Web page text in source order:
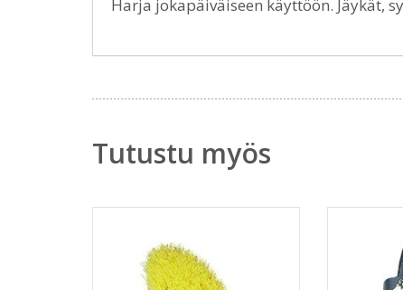
Harja jokapäiväiseen käyttöön. Jäykät,
Tutustu myös